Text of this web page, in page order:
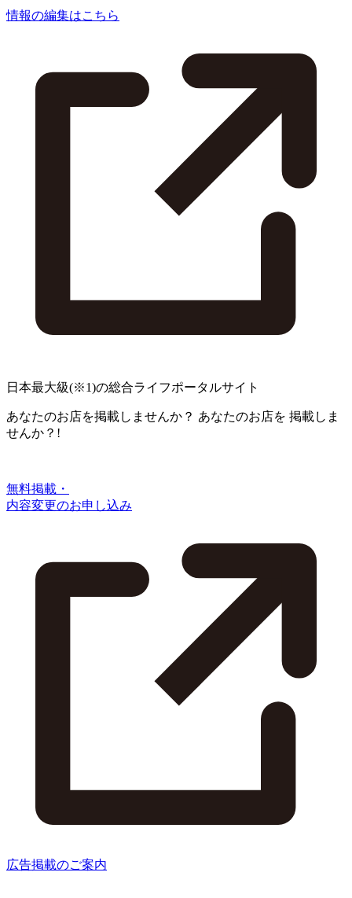
情報の編集はこちら
日本最大級(※1)の総合ライフポータルサイト
あなたのお店を掲載しませんか？ あなたのお店を 掲載しま
せんか？!
無料掲載・
内容変更のお申し込み
広告掲載のご案内